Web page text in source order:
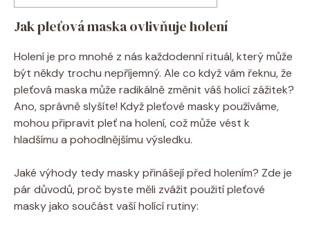
Jak pleťová maska ovlivňuje holení
Holení je pro mnohé z nás každodenní rituál, který může
být někdy trochu nepříjemný. Ale co když vám řeknu, že
pleťová maska může radikálně změnit váš holicí zážitek?
Ano, správně slyšíte! Když pleťové masky používáme,
mohou připravit pleť na holení, což může vést k
hladšímu a pohodlnějšímu výsledku.
Jaké výhody tedy masky přinášejí před holením? Zde je
pár důvodů, proč byste měli zvážit použití pleťové
masky jako součást vaší holící rutiny: